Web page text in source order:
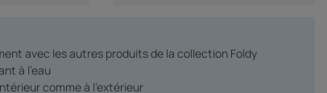
avec les autres produits de la collection Foldy
à l'eau
comme à l'extérieur